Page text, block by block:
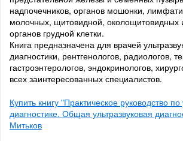
надпочечников, органов мошонки,
молочных, щитовидной, околощитовидных
органов грудной клетки.
Книга предназначена для врачей
диагностики, рентгенологов, радиологов,
гастроэнтерологов, эндокринологов,
всех заинтересованных специалистов.
Купить книгу "Практическое руководство по
диагностике. Общая ультразвуковая
Митьков